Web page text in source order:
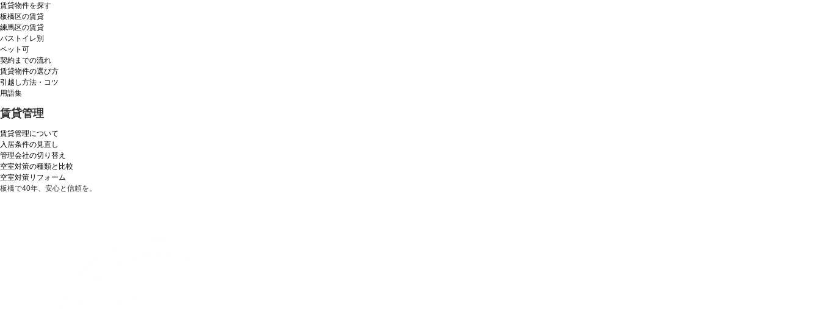
賃貸物件を探す
板橋区の賃貸
練馬区の賃貸
バストイレ別
ペット可
契約までの流れ
賃貸物件の選び方
引越し方法・コツ
用語集
賃貸管理
賃貸管理について
入居条件の見直し
管理会社の切り替え
空室対策の種類と比較
空室対策リフォーム
板橋で40年、安心と信頼を。